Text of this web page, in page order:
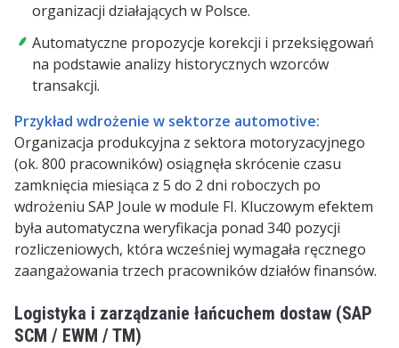
organizacji działających w Polsce.
Automatyczne propozycje korekcji i przeksięgowań
na podstawie analizy historycznych wzorców
transakcji.
Przykład wdrożenie w sektorze automotive:
Organizacja produkcyjna z sektora motoryzacyjnego
(ok. 800 pracowników) osiągnęła skrócenie czasu
zamknięcia miesiąca z 5 do 2 dni roboczych po
wdrożeniu SAP Joule w module FI. Kluczowym efektem
była automatyczna weryfikacja ponad 340 pozycji
rozliczeniowych, która wcześniej wymagała ręcznego
zaangażowania trzech pracowników działów finansów.
Logistyka i zarządzanie łańcuchem dostaw (SAP
SCM / EWM / TM)